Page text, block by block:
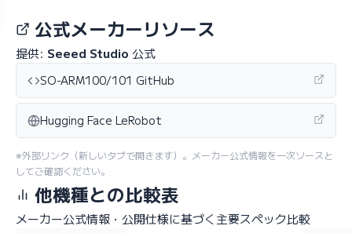
公式メーカーリソース
提供: Seeed Studio 公式
SO-ARM100/101 GitHub
Hugging Face LeRobot
※外部リンク（新しいタブで開きます）。メーカー公式情報を一次ソースと
してご確認ください。
他機種との比較表
メーカー公式情報・公開仕様に基づく主要スペック比較